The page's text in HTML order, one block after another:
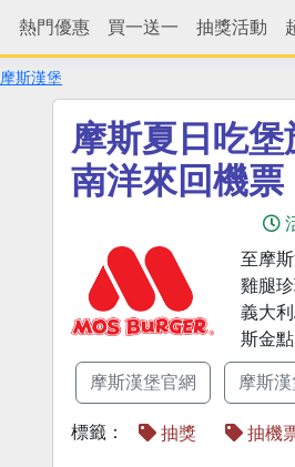
熱門優惠 買一送一 抽獎活動
摩斯漢堡
摩斯夏日吃堡
南洋來回機票
至摩
雞腿
義大
斯金點
摩斯漢堡官網 摩斯
標籤： 抽獎 抽機